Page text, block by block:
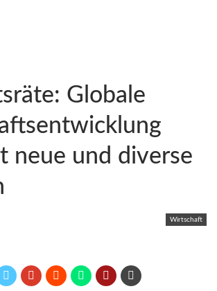
Globale
neue und diverse
Wirtschaft